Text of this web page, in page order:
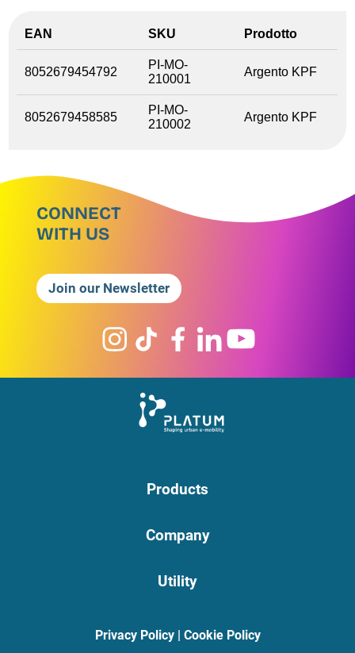
EAN SKU Prodotto
8052679454792
PI-MO-
210001
Argento KPF
8052679458585
PI-MO-
210002
Argento KPF
CONNECT
WITH US
Join our Newsletter
Products
Company
Utility
Privacy Policy| Cookie Policy